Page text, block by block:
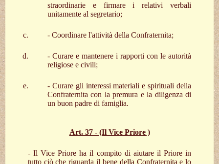
straordinarie e firmare i relativi verbali
unitamente al segretario;
- Coordinare l'attività della Confraternita;
- Curare e mantenere i rapporti con le autorità
religiose e civili;
- Curare gli interessi materiali e spirituali della
Confraternita con la premura e la diligenza di
un buon padre di famiglia.
Art. 37 - (Il Vice Priore )
- Il Vice Priore ha il compito di aiutare il Priore in
tutto ciò che riguarda il bene della Confraternita e lo